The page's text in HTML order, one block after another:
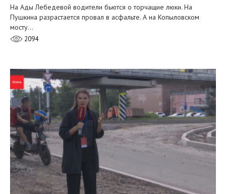
На Ады Лебедевой водители бьются о торчащие люки. На
Пушкина разрастается провал в асфальте. А на Копыловском
мосту…
2094